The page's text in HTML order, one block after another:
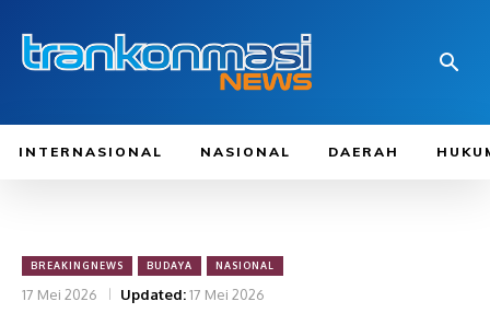
INTERNASIONAL NASIONAL DAERAH
BREAKINGNEWS BUDAYA NASIONAL
17 Mei 2026 Updated:17 Mei 2026